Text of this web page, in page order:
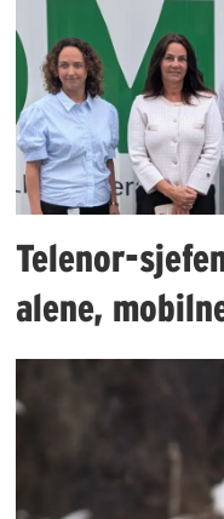
Telenor-
alene,